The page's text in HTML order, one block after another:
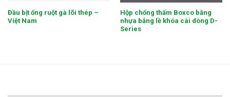
Đầu bịt ống ruột gà lõi thép –
Việt Nam
Hộp chống thấm Boxco bằng
nhựa bảng lề khóa cài dòng D-
Series